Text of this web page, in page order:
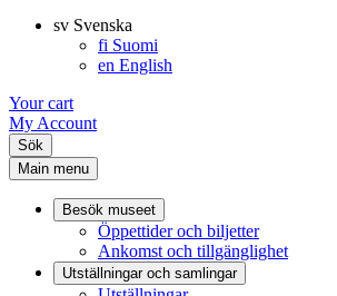
sv Svenska
fi Suomi
en English
Your cart
My Account
Sök
Main menu
Besök museet
Öppettider och biljetter
Ankomst och tillgänglighet
Utställningar och samlingar